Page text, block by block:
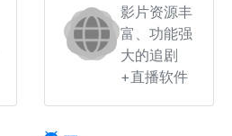
影片资源丰
富、功能强
大的追剧
+直播软件